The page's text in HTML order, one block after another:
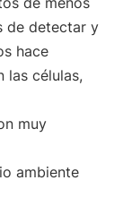
de detectar y
hace
las células,
muy
ambiente